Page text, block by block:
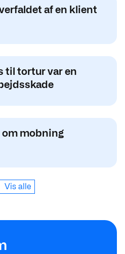
af en klient
til tortur var en
om mobning
Vis alle